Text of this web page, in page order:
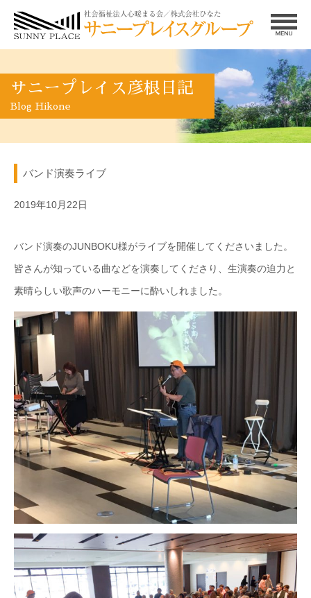
サニープレイス彦根日記
Blog Hikone
バンド演奏ライブ
2019年10月22日
バンド演奏のJUNBOKU様がライブを開催してくださいました。
皆さんが知っている曲などを演奏してくださり、生演奏の迫力と
素晴らしい歌声のハーモニーに酔いしれました。